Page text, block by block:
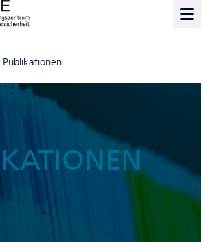
Publikationen